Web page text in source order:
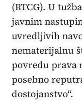
(RTCG). U
javnim
uvredljivih
nematerijalnu
povredu prava
posebno
dostojanstvo“.